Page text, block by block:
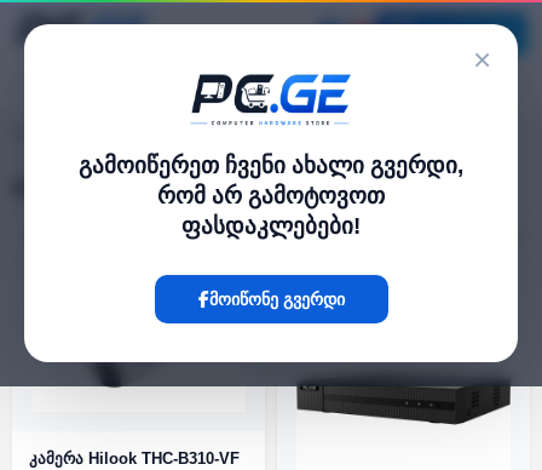
×
გამოიწერეთ ჩვენი ახალი გვერდი,
რომ არ გამოტოვოთ
ფასდაკლებები!
მოიწონე გვერდი
24 პროდუქტი
კამერა Hilook THC-B310-VF